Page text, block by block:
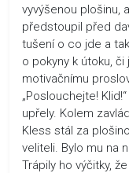
vyvýšenou plošinu,
předstoupil před
tušení o co jde a
o pokyny k útoku,
motivačnímu
„Poslouchejte!
upřely. Kolem
Kless stál za
veliteli. Bylo mu na
Trápily ho výčitky,